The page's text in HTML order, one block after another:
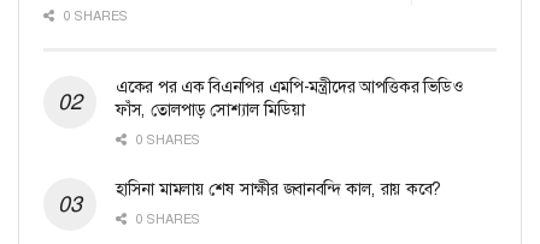
0 SHARES
একের পর এক বিএনপির এমপি-মন্ত্রীদের আপত্তিকর ভিডিও
ফাঁস, তোলপাড় সোশ্যাল মিডিয়া
0 SHARES
হাসিনা মামলায় শেষ সাক্ষীর জবানবন্দি কাল, রায় কবে?
0 SHARES